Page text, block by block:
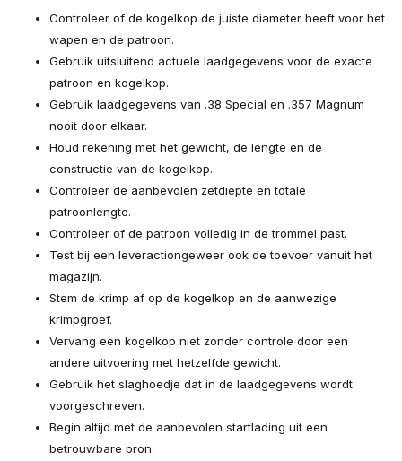
Controleer of de kogelkop de juiste diameter heeft voor het
wapen en de patroon.
Gebruik uitsluitend actuele laadgegevens voor de exacte
patroon en kogelkop.
Gebruik laadgegevens van .38 Special en .357 Magnum
nooit door elkaar.
Houd rekening met het gewicht, de lengte en de
constructie van de kogelkop.
Controleer de aanbevolen zetdiepte en totale
patroonlengte.
Controleer of de patroon volledig in de trommel past.
Test bij een leveractiongeweer ook de toevoer vanuit het
magazijn.
Stem de krimp af op de kogelkop en de aanwezige
krimpgroef.
Vervang een kogelkop niet zonder controle door een
andere uitvoering met hetzelfde gewicht.
Gebruik het slaghoedje dat in de laadgegevens wordt
voorgeschreven.
Begin altijd met de aanbevolen startlading uit een
betrouwbare bron.